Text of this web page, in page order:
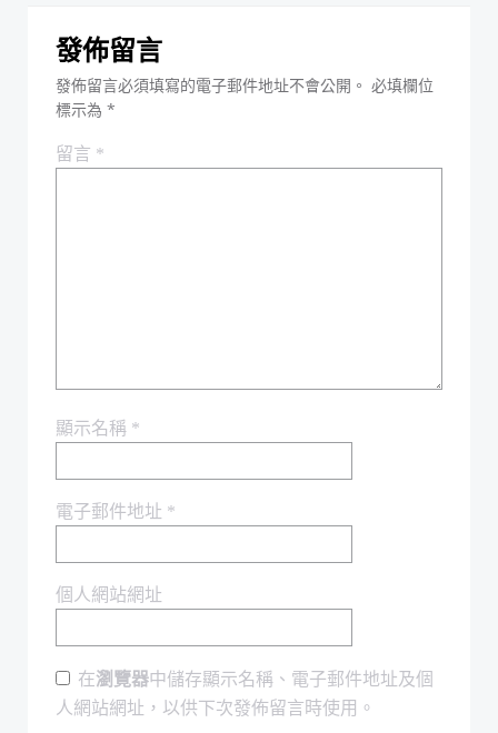
發佈留言
發佈留言必須填寫的電子郵件地址不會公開。 必填欄位
標示為 *
留言 *
顯示名稱 *
電子郵件地址 *
個人網站網址
在瀏覽器中儲存顯示名稱、電子郵件地址及個
人網站網址，以供下次發佈留言時使用。